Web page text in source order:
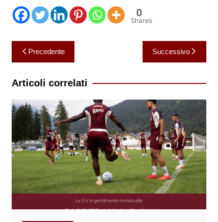
0
Shares
Navigazione
articoli
Precedente Successivo
Articoli correlati